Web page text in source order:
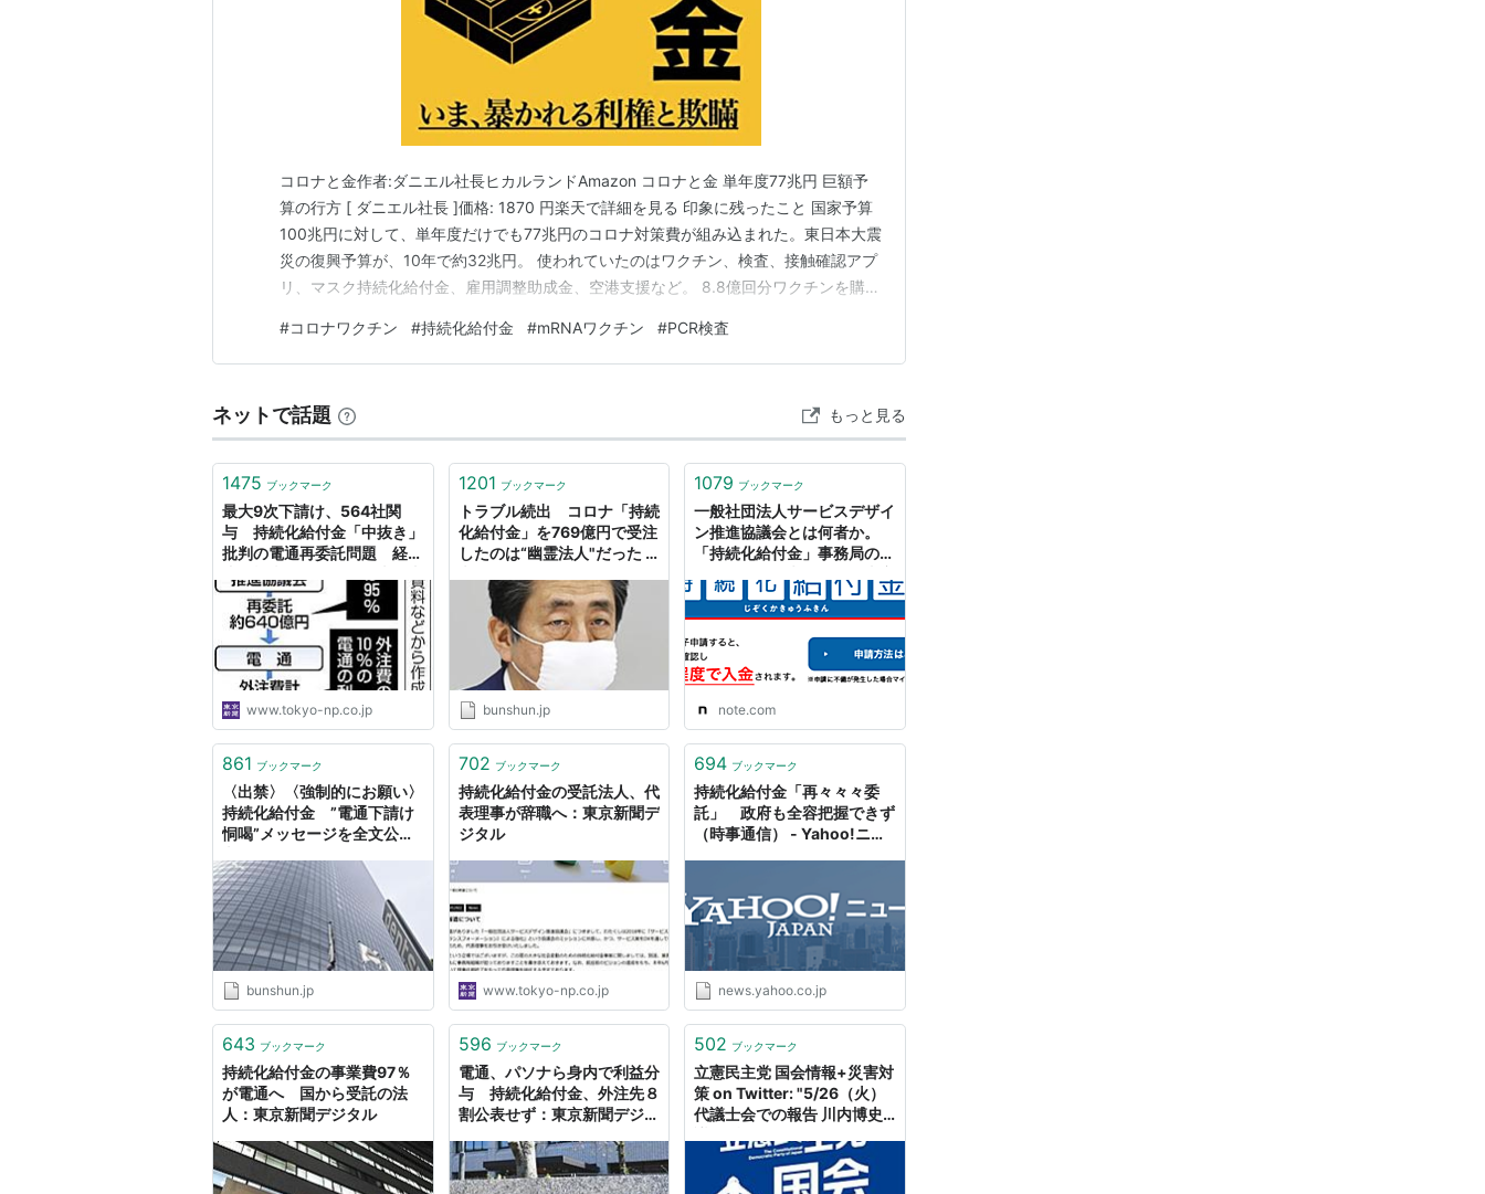
コロナと金作者:ダニエル社長ヒカルランドAmazon コロナと金 単年度77兆円 巨額予
算の行方 [ ダニエル社長 ]価格: 1870 円楽天で詳細を見る 印象に残ったこと 国家予算
100兆円に対して、単年度だけでも77兆円のコロナ対策費が組み込まれた。東日本大震
災の復興予算が、10年で約32兆円。 使われていたのはワクチン、検査、接触確認アプ
リ、マスク持続化給付金、雇用調整助成金、空港支援など。 8.8億回分ワクチンを購入
ら3000円。医師のワクチン接種バイトは半日でだいたい10万～20万円。多いと30万
円…
#コロナワクチン #持続化給付金 #mRNAワクチン #PCR検査
ネットで話題 もっと見る
1475 ブックマーク
最大9次下請け、564社関
与 持続化給付金「中抜き」
批判の電通再委託問題 経産
京新聞デジタル
www.tokyo-np.co.jp
1201 ブックマーク
トラブル続出 コロナ「持続
化給付金」を769億円で受注
したのは“幽霊法人"だった |
bunshun.jp
1079 ブックマーク
一般社団法人サービスデザイ
ン推進協議会とは何者か。
「持続化給付金」事務局の謎
蒸溜所 蒸溜日誌
note.com
861 ブックマーク
〈出禁〉〈強制的にお願い〉
持続化給付金 ”電通下請け
恫喝”メッセージを全文公開 |
bunshun.jp
702 ブックマーク
持続化給付金の受託法人、代
表理事が辞職へ：東京新聞デ
ジタル
www.tokyo-np.co.jp
694 ブックマーク
持続化給付金「再々々々委
託」 政府も全容把握できず
（時事通信） - Yahoo!ニュ
news.yahoo.co.jp
643 ブックマーク
持続化給付金の事業費97％
が電通へ 国から受託の法
人：東京新聞デジタル
596 ブックマーク
電通、パソナら身内で利益分
与 持続化給付金、外注先８
割公表せず：東京新聞デジタ
502 ブックマーク
立憲民主党 国会情報+災害対
策 on Twitter: "5/26（火）
代議士会での報告 川内博史
通、パソナ、トランス・コス
モスが設立した一般社団法人